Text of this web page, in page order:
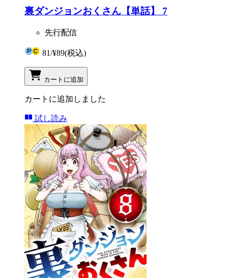
裏ダンジョンおくさん【単話】 7
先行配信
81/¥89(税込)
カートに追加
カートに追加しました
試し読み